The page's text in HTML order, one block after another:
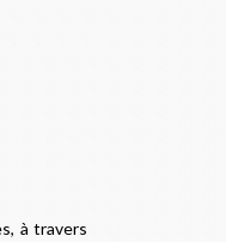
à travers